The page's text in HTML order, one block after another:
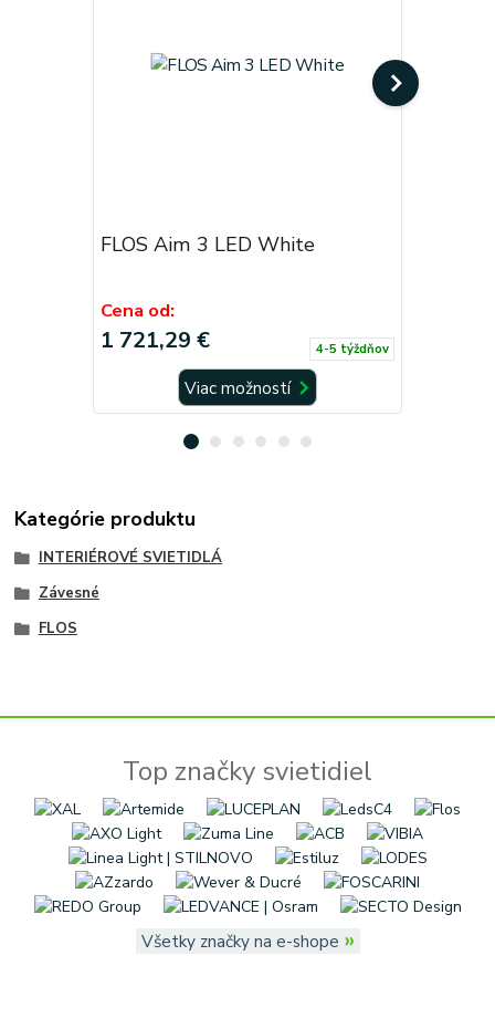
FLOS Aim 3 LED White
Cena od:
1 721,29 € 4-5 týždňov
Viac možností
Kategórie produktu
INTERIÉROVÉ SVIETIDLÁ
Závesné
FLOS
Top značky svietidiel
Všetky značky na e-shope »